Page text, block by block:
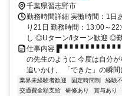
千葉県習志野市
勤務時間詳細 実働時間：1日
り21日 勤務時間：13:00～
し ◎Uターン/Iターン歓迎 ◎
仕事内容
の先生のように 今度は自分
追いかけ、 「できた」の瞬間
業界未経験者歓迎 固定時間制 経験
交通費全額支給
研修あり 賞与あり